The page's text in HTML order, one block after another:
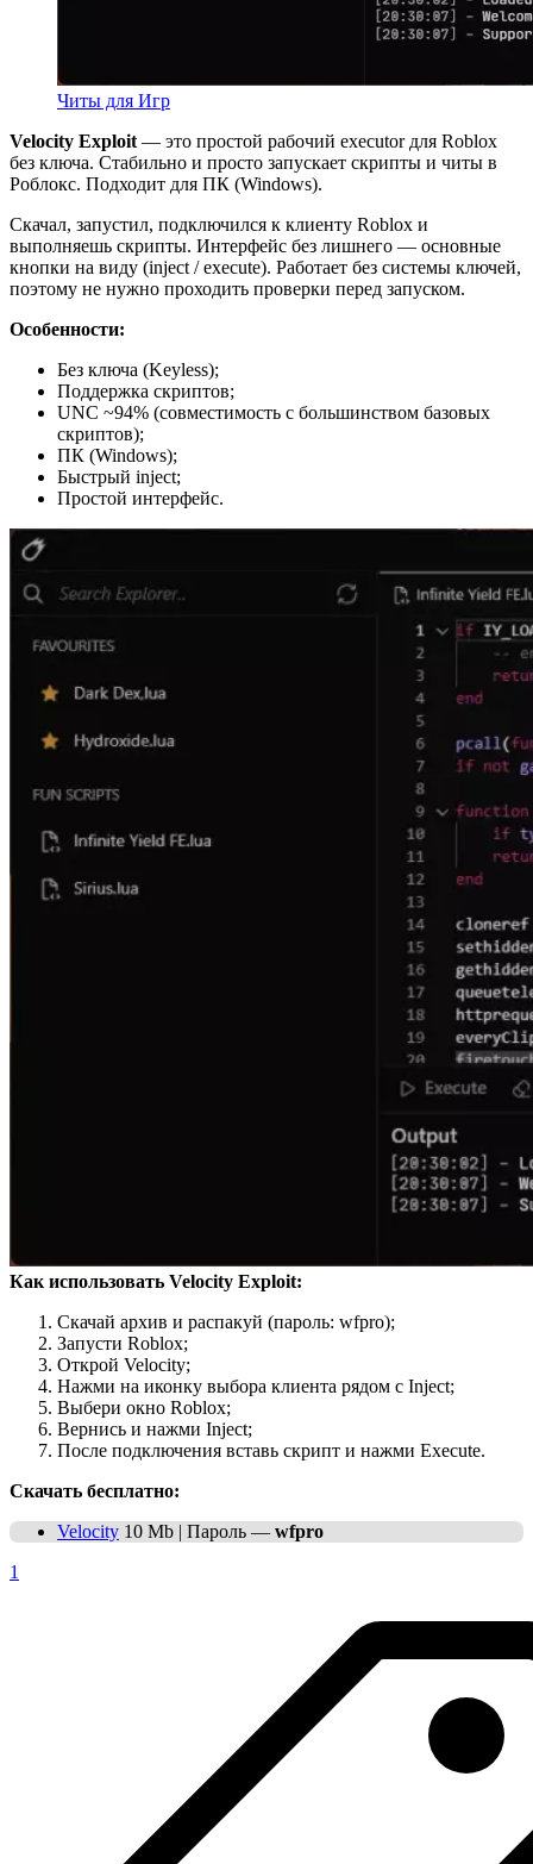
Читы для Игр
Velocity Exploit — это простой рабочий executor для Roblox
без ключа. Стабильно и просто запускает скрипты и читы в
Роблокс. Подходит для ПК (Windows).
Скачал, запустил, подключился к клиенту Roblox и
выполняешь скрипты. Интерфейс без лишнего — основные
кнопки на виду (inject / execute). Работает без системы ключей,
поэтому не нужно проходить проверки перед запуском.
Особенности:
Без ключа (Keyless);
Поддержка скриптов;
UNC ~94% (совместимость с большинством базовых
скриптов);
ПК (Windows);
Быстрый inject;
Простой интерфейс.
Как использовать Velocity Exploit:
Скачай архив и распакуй (пароль: wfpro);
Запусти Roblox;
Открой Velocity;
Нажми на иконку выбора клиента рядом с Inject;
Выбери окно Roblox;
Вернись и нажми Inject;
После подключения вставь скрипт и нажми Execute.
Скачать бесплатно:
Velocity 10 Mb | Пароль — wfpro
1